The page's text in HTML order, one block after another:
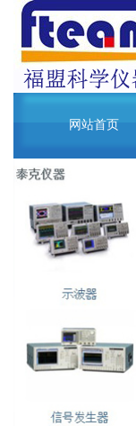
网站首页